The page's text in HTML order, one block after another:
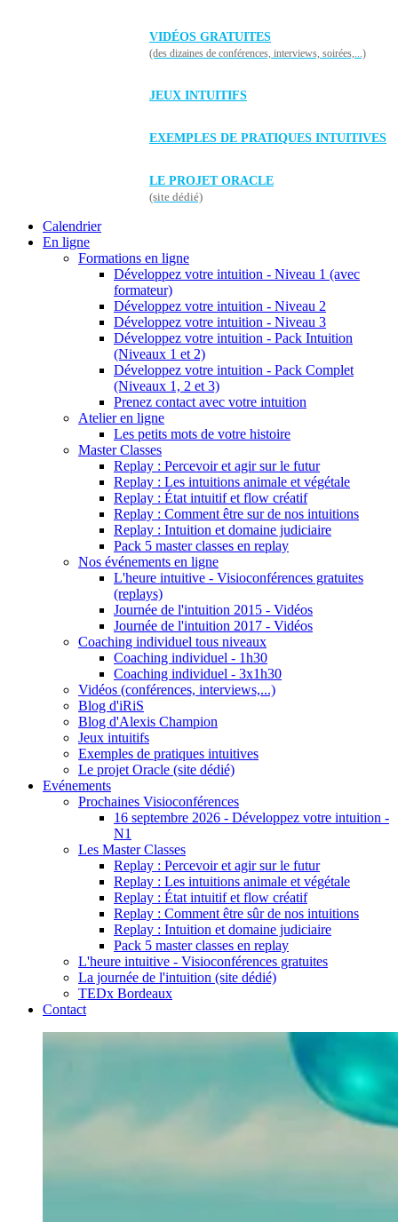
VIDÉOS GRATUITES
(des dizaines de conférences, interviews, soirées,...)
JEUX INTUITIFS
EXEMPLES DE PRATIQUES INTUITIVES
LE PROJET ORACLE
(site dédié)
Calendrier
En ligne
Formations en ligne
Développez votre intuition - Niveau 1 (avec
formateur)
Développez votre intuition - Niveau 2
Développez votre intuition - Niveau 3
Développez votre intuition - Pack Intuition
(Niveaux 1 et 2)
Développez votre intuition - Pack Complet
(Niveaux 1, 2 et 3)
Prenez contact avec votre intuition
Atelier en ligne
Les petits mots de votre histoire
Master Classes
Replay : Percevoir et agir sur le futur
Replay : Les intuitions animale et végétale
Replay : État intuitif et flow créatif
Replay : Comment être sur de nos intuitions
Replay : Intuition et domaine judiciaire
Pack 5 master classes en replay
Nos événements en ligne
L'heure intuitive - Visioconférences gratuites
(replays)
Journée de l'intuition 2015 - Vidéos
Journée de l'intuition 2017 - Vidéos
Coaching individuel tous niveaux
Coaching individuel - 1h30
Coaching individuel - 3x1h30
Vidéos (conférences, interviews,...)
Blog d'iRiS
Blog d'Alexis Champion
Jeux intuitifs
Exemples de pratiques intuitives
Le projet Oracle (site dédié)
Evénements
Prochaines Visioconférences
16 septembre 2026 - Développez votre intuition -
N1
Les Master Classes
Replay : Percevoir et agir sur le futur
Replay : Les intuitions animale et végétale
Replay : État intuitif et flow créatif
Replay : Comment être sûr de nos intuitions
Replay : Intuition et domaine judiciaire
Pack 5 master classes en replay
L'heure intuitive - Visioconférences gratuites
La journée de l'intuition (site dédié)
TEDx Bordeaux
Contact